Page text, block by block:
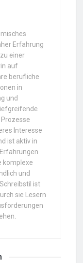
Erfahrung
einer
auf
berufliche
in
und
Interesse
ist aktiv in
komplexe
und
ist
sie Lesern